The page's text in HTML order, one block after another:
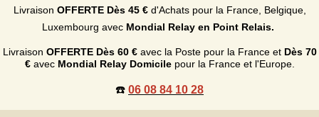
Livraison OFFERTE Dès 45 €d'Achats pour la France, Belgique,
Luxembourg avec Mondial Relay en Point Relais.
Livraison OFFERTE Dès 60 €avec la Poste pour la France et Dès 70
€avec Mondial Relay Domicilepour la France et l'Europe.
☎️ 06 08 84 10 28